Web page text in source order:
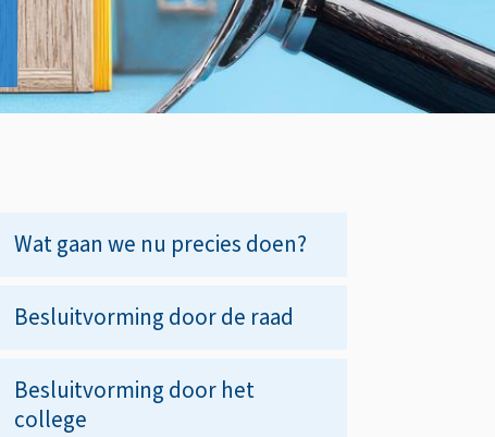
Op
deze
pagina
Wat gaan we nu precies doen?
Besluitvorming door de raad
Besluitvorming door het
college